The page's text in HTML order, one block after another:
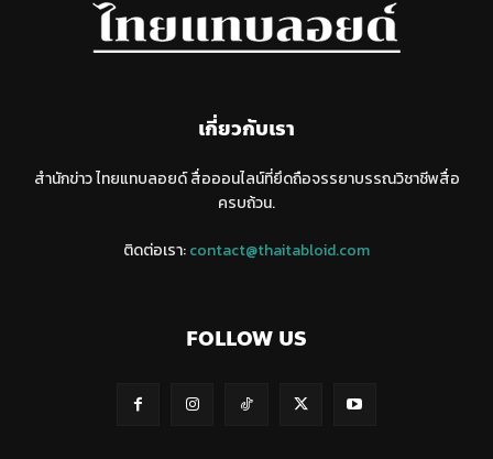
เกี่ยวกับเรา
สำนักข่าว ไทยแทบลอยด์ สื่อออนไลน์ที่ยึดถือจรรยาบรรณวิชาชีพสื่อ
ครบถ้วน.
ติดต่อเรา:contact@thaitabloid.com
FOLLOW US